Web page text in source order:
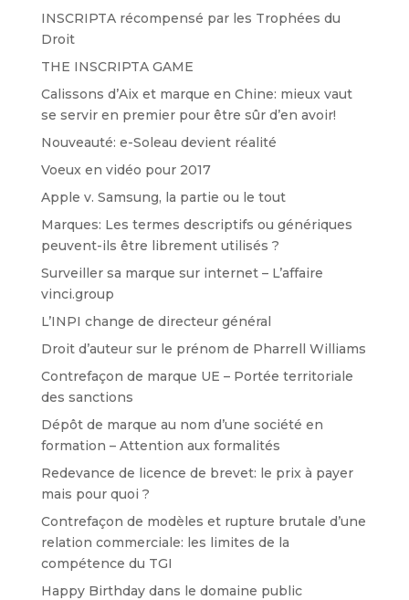
INSCRIPTA récompensé par les Trophées du
Droit
THE INSCRIPTA GAME
Calissons d’Aix et marque en Chine: mieux vaut
se servir en premier pour être sûr d’en avoir!
Nouveauté: e-Soleau devient réalité
Voeux en vidéo pour 2017
Apple v. Samsung, la partie ou le tout
Marques: Les termes descriptifs ou génériques
peuvent-ils être librement utilisés ?
Surveiller sa marque sur internet – L’affaire
vinci.group
L’INPI change de directeur général
Droit d’auteur sur le prénom de Pharrell Williams
Contrefaçon de marque UE – Portée territoriale
des sanctions
Dépôt de marque au nom d’une société en
formation – Attention aux formalités
Redevance de licence de brevet: le prix à payer
mais pour quoi ?
Contrefaçon de modèles et rupture brutale d’une
relation commerciale: les limites de la
compétence du TGI
Happy Birthday dans le domaine public